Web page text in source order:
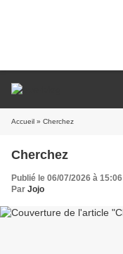
Accueil » Cherchez
Cherchez
Publié le 06/07/2026 à 15:06
Par Jojo